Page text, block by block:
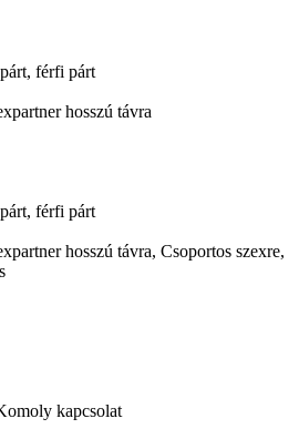
férfi párt
hosszú távra
férfi párt
hosszú távra, Csoportos szexre,
kapcsolat